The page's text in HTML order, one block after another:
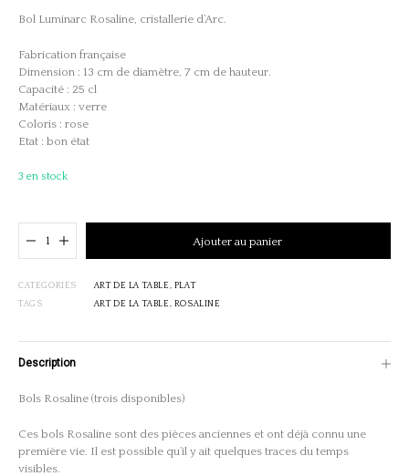
Bol Luminarc Rosaline, cristallerie d’Arc.
Fabrication française
Dimension : 13 cm de diamètre, 7 cm de hauteur.
Capacité : 25 cl
Matériaux : verre
Coloris : rose
Etat : bon état
3 en stock
Ajouter au panier
Ajouté au panier
CATEGORIES ART DE LA TABLE, PLAT
TAGS
ART DE LA TABLE, ROSALINE
Description
Bols Rosaline (trois disponibles)
Ces bols Rosaline sont des pièces anciennes et ont déjà connu une
première vie. Il est possible qu’il y ait quelques traces du temps
visibles.